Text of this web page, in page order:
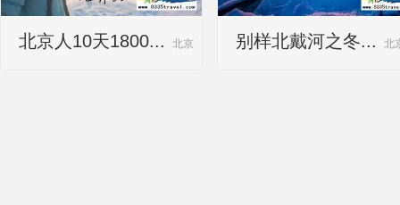
北京人10天1800... 北京 别样北戴河之冬... 北